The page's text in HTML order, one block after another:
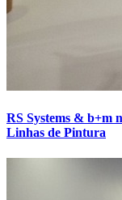
RS Systems & b+m
Linhas de Pintura